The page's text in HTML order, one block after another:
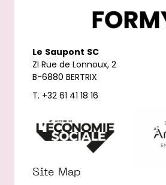
Le Saupont SC
ZI Rue de Lonnoux, 2
B-6880 BERTRIX
T. +32 61 41 18 16
Site Map